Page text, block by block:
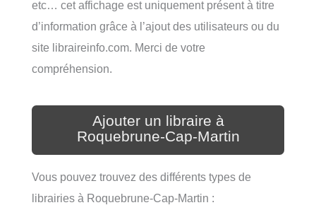
etc… cet affichage est uniquement présent à titre
d’information grâce à l’ajout des utilisateurs ou du
site libraireinfo.com. Merci de votre
compréhension.
Ajouter un libraire à
Roquebrune-Cap-Martin
Vous pouvez trouvez des différents types de
librairies à Roquebrune-Cap-Martin :